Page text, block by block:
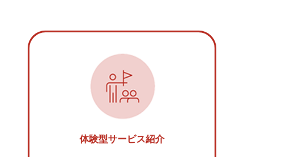
体験型サービス紹介